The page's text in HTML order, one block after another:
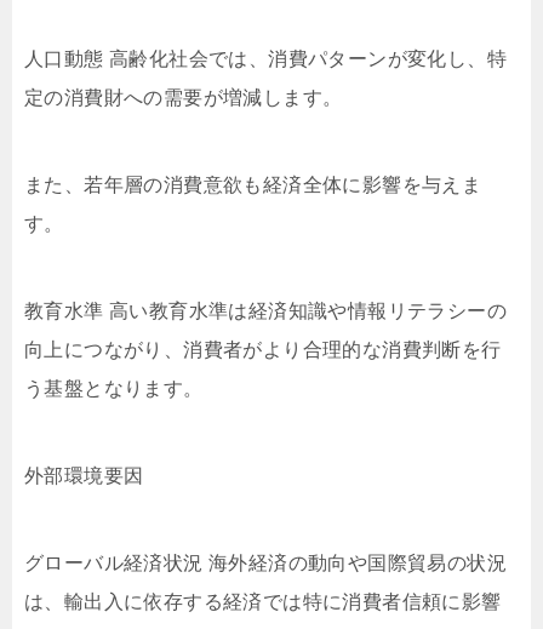
人口動態 高齢化社会では、消費パターンが変化し、特
定の消費財への需要が増減します。
また、若年層の消費意欲も経済全体に影響を与えま
す。
教育水準 高い教育水準は経済知識や情報リテラシーの
向上につながり、消費者がより合理的な消費判断を行
う基盤となります。
外部環境要因
グローバル経済状況 海外経済の動向や国際貿易の状況
は、輸出入に依存する経済では特に消費者信頼に影響